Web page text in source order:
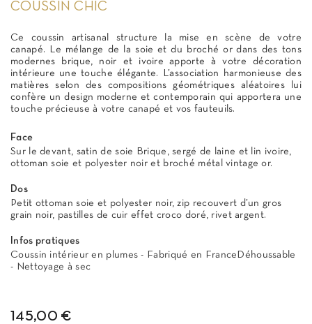
COUSSIN CHIC
Ce coussin artisanal structure la mise en scène de votre
canapé. Le mélange de la soie et du broché or dans des tons
modernes brique, noir et ivoire apporte à votre décoration
intérieure une touche élégante. L’association harmonieuse des
matières selon des compositions géométriques aléatoires lui
confère un design moderne et contemporain qui apportera une
touche précieuse à votre canapé et vos fauteuils.
Face
Sur le devant, satin de soie Brique, sergé de laine et lin ivoire,
ottoman soie et polyester noir et broché métal vintage or.
Dos
Petit ottoman soie et polyester noir, zip recouvert d’un gros
grain noir, pastilles de cuir effet croco doré, rivet argent.
Infos pratiques
Coussin intérieur en plumes - Fabriqué en FranceDéhoussable
- Nettoyage à sec
145,00 €